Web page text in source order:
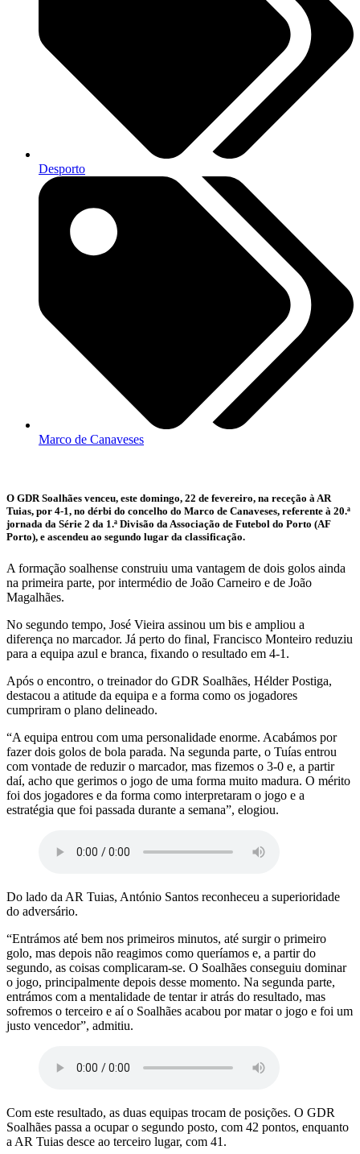
Desporto
Marco de Canaveses
O GDR Soalhães venceu, este domingo, 22 de fevereiro, na receção à AR
Tuias, por 4-1, no dérbi do concelho do Marco de Canaveses, referente à 20.ª
jornada da Série 2 da 1.ª Divisão da Associação de Futebol do Porto (AF
Porto), e ascendeu ao segundo lugar da classificação.
A formação soalhense construiu uma vantagem de dois golos ainda
na primeira parte, por intermédio de João Carneiro e de João
Magalhães.
No segundo tempo, José Vieira assinou um bis e ampliou a
diferença no marcador. Já perto do final, Francisco Monteiro reduziu
para a equipa azul e branca, fixando o resultado em 4-1.
Após o encontro, o treinador do GDR Soalhães, Hélder Postiga,
destacou a atitude da equipa e a forma como os jogadores
cumpriram o plano delineado.
“A equipa entrou com uma personalidade enorme. Acabámos por
fazer dois golos de bola parada. Na segunda parte, o Tuías entrou
com vontade de reduzir o marcador, mas fizemos o 3-0 e, a partir
daí, acho que gerimos o jogo de uma forma muito madura. O mérito
foi dos jogadores e da forma como interpretaram o jogo e a
estratégia que foi passada durante a semana”, elogiou.
Do lado da AR Tuias, António Santos reconheceu a superioridade
do adversário.
“Entrámos até bem nos primeiros minutos, até surgir o primeiro
golo, mas depois não reagimos como queríamos e, a partir do
segundo, as coisas complicaram-se. O Soalhães conseguiu dominar
o jogo, principalmente depois desse momento. Na segunda parte,
entrámos com a mentalidade de tentar ir atrás do resultado, mas
sofremos o terceiro e aí o Soalhães acabou por matar o jogo e foi um
justo vencedor”, admitiu.
Com este resultado, as duas equipas trocam de posições. O GDR
Soalhães passa a ocupar o segundo posto, com 42 pontos, enquanto
a AR Tuias desce ao terceiro lugar, com 41.